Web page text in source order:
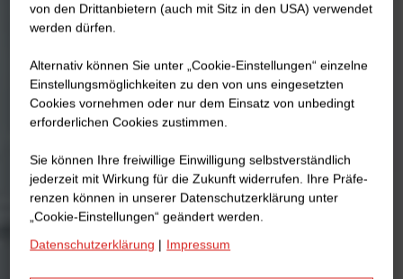
von den Drittanbietern (auch mit Sitz in den USA) verwendet
werden dürfen.
Alternativ können Sie unter „Cookie-Einstellungen“ einzelne
Einstellungsmöglichkeiten zu den von uns eingesetzten
Cookies vornehmen oder nur dem Einsatz von unbedingt
erforderlichen Cookies zustimmen.
Sie können Ihre freiwillige Einwilligung selbstverständlich
jederzeit mit Wirkung für die Zukunft widerrufen. Ihre Prä­fe­
renzen können in unserer Datenschutzerklärung unter
„Cookie-Einstellungen“ geändert werden.
Datenschutzerklärung | Impressum